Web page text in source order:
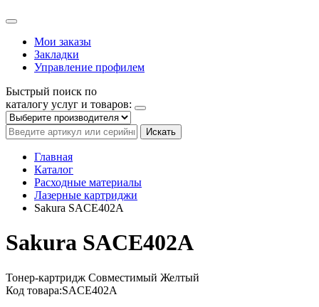
Мои заказы
Закладки
Управление профилем
Быстрый поиск по
каталогу услуг и товаров:
Искать
Главная
Каталог
Расходные материалы
Лазерные картриджи
Sakura SACE402A
Sakura SACE402A
Тонер-картридж Совместимый Желтый
Код товара:SACE402A